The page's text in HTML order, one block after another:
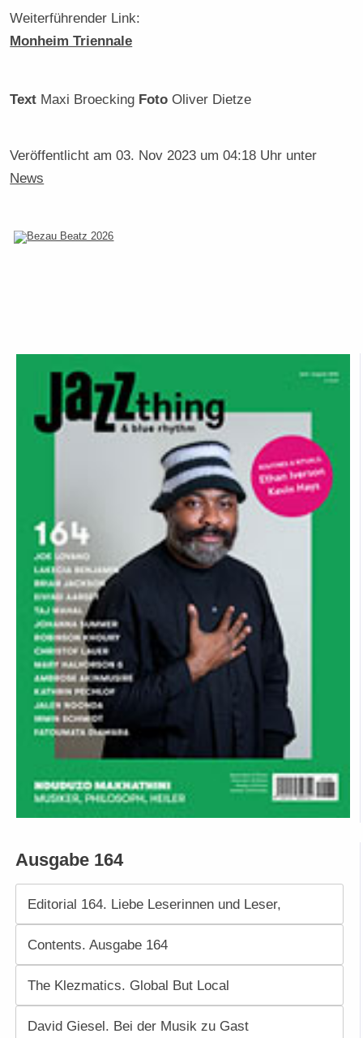
Weiterführender Link:
Monheim Triennale
Text Maxi Broecking Foto Oliver Dietze
Veröffentlicht am03. Nov 2023 um 04:18 Uhr unter
News
Ausgabe 164
Editorial 164. Liebe Leserinnen und Leser,
Contents. Ausgabe 164
The Klezmatics. Global But Local
David Giesel. Bei der Musik zu Gast